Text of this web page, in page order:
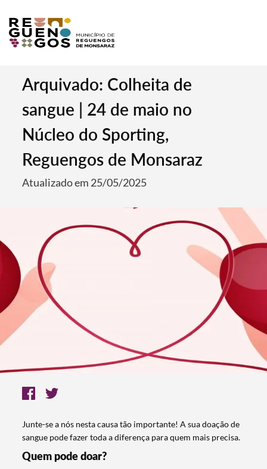
Arquivado: Colheita de
sangue | 24 de maio no
Núcleo do Sporting,
Reguengos de Monsaraz
Atualizado em 25/05/2025
Junte-se a nós nesta causa tão importante! A sua doação de
sangue pode fazer toda a diferença para quem mais precisa.
Quem pode doar?